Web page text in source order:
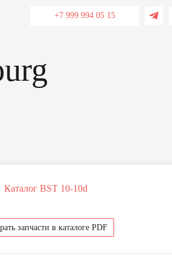
+7 999 994 05 15
Каталог BST 10-10d
запчасти в каталоге PDF